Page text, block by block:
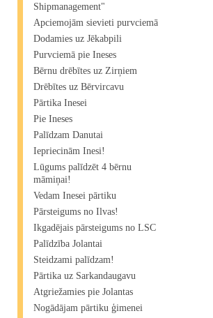
Shipmanagement"​
Apciemojām sievieti purvciemā
Dodamies uz Jēkabpili
Purvciemā pie Ineses
Bērnu drēbītes uz Zirņiem
Drēbītes uz Bērvircavu
Pārtika Inesei
Pie Ineses
Palīdzam Danutai
Iepriecinām Inesi!
Lūgums palīdzēt 4 bērnu
māmiņai!
Vedam Inesei pārtiku
Pārsteigums no Ilvas!
Ikgadējais pārsteigums no LSC
Palīdzība Jolantai
Steidzami palīdzam!
Pārtika uz Sarkandaugavu
Atgriežamies pie Jolantas
Nogādājam pārtiku ģimenei